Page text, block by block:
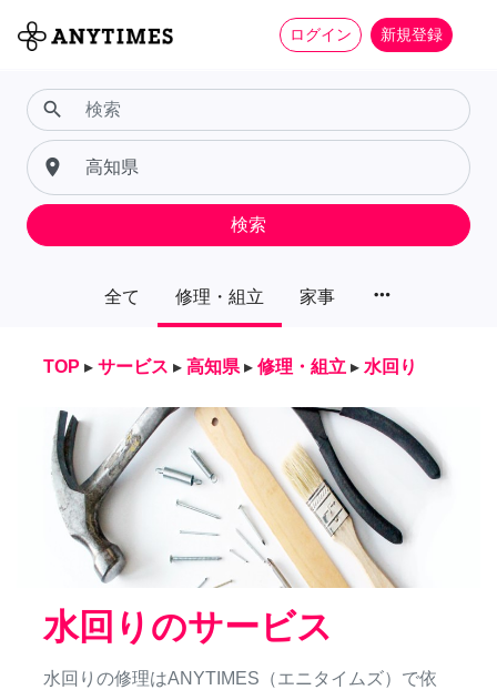
ログイン 新規登録
全て 修理・組立 家事 more_horiz
search
place
検索
TOP ▸ サービス ▸ 高知県 ▸ 修理・組立 ▸ 水回り
水回りのサービス
水回りの修理はANYTIMES（エニタイムズ）で依